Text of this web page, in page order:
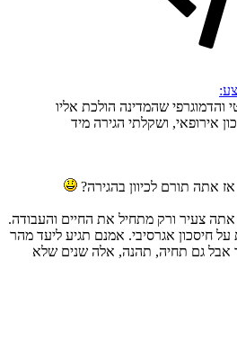
והדמוגרפי שהמדינה הולכת אליו
אירופאי, ושקלתי הגירה מיד
אתה תורם לכיוון בהגירה?
צעיר ורק מתחיל את החיים והעבודה.
חיסכון אגרסיבי. אמנם תגיע ליעד מהר
אבל גם תחיה, תהנה, אלה שנים שלא